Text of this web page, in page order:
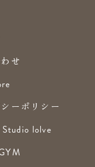
せ
ーポリシー
lolve